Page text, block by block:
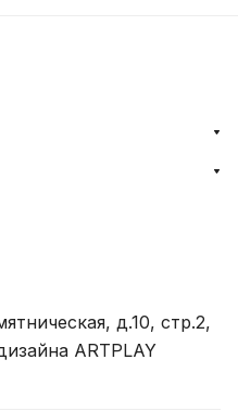
д.10, стр.2,
ARTPLAY